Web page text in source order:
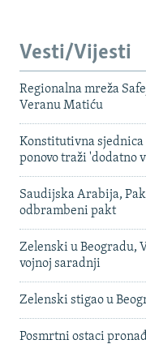
Vesti/Vijesti
Regionalna mreža
Veranu Matiću
Konstitutivna sjednica
ponovo traži 'dodatno
Saudijska Arabija,
odbrambeni pakt
Zelenski u Beogradu,
vojnoj saradnji
Zelenski stigao u
Posmrtni ostaci